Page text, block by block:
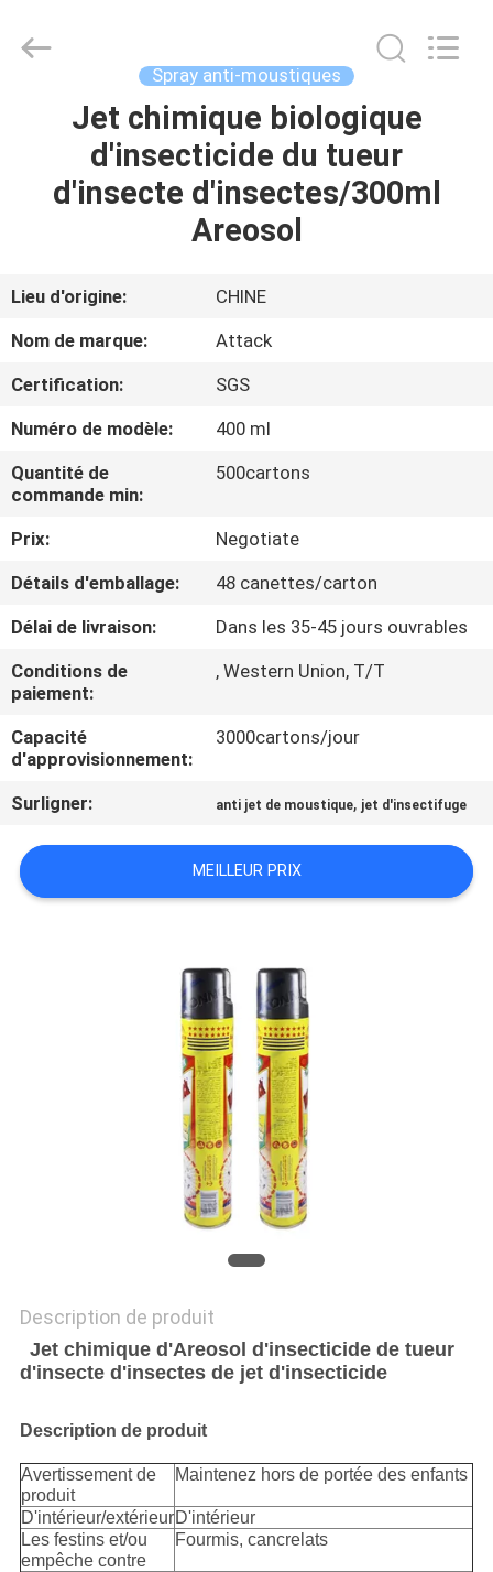
MAISON
PRODUITS
SUJET
DE
NOUS
VISITE
D'USINE
CONTRÔLE
DE
QUALITÉ
CONTACTEZ-
NOUS
DEMANDEZ
UNE
CITATION
Spray anti-moustiques
Jet chimique biologique
d'insecticide du tueur
d'insecte d'insectes/300ml
Areosol
Lieu d'origine:
CHINE
Nom de marque:
Attack
Certification:
SGS
Numéro de modèle:
400 ml
Quantité de
commande min:
500cartons
Prix:
Negotiate
Détails d'emballage:
48 canettes/carton
Délai de livraison:
Dans les 35-45 jours ouvrables
Conditions de
paiement:
, Western Union, T/T
Capacité
d'approvisionnement:
3000cartons/jour
Surligner: anti jet de moustique, jet d'insectifuge
MEILLEUR PRIX
Description de produit
Jet chimique d'Areosol d'insecticide de tueur
d'insecte d'insectes de jet d'insecticide
Description de produit
Avertissement de
produit
Maintenez hors de portée des enfants
D'intérieur/extérieurD'intérieur
Les festins et/ou
empêche contre
Fourmis, cancrelats